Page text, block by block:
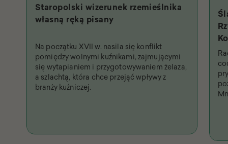
Staropolski wizerunek rzemieślnika
własną ręką pisany
Na początku XVII w. nasila się konflikt
pomiędzy wolnymi kuźnikami, zajmującymi
się wytapianiem i przygotowywaniem żelaza,
a szlachtą, która chce przejąć wpływy z
branży kuźniczej.